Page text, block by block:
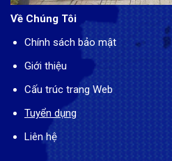
Về Chúng Tôi
Chính sách bảo mật
Giới thiệu
Cấu trúc trang Web
Tuyển dụng
Liên hệ